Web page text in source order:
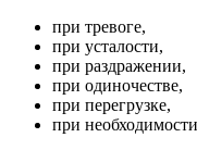
при тревоге,
при усталости,
при раздражении,
при одиночестве,
при перегрузке,
при необходимости